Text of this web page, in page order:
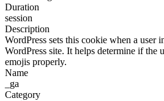
Duration
session
Description
WordPress sets this cookie when a user
WordPress site. It helps determine if the
emojis properly.
Name
_ga
Category